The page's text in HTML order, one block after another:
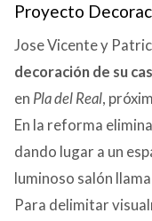
Proyecto
Jose Vicente y
decoración de su
en Pla del Real,
En la reforma
dando lugar a un
luminoso salón
Para delimitar